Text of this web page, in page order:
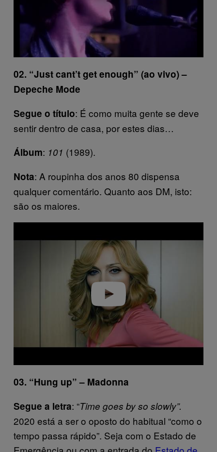
02. “Just cant’t get enough” (ao vivo) –
Depeche Mode
Segue o título: É como muita gente se deve
sentir dentro de casa, por estes dias…
Álbum: 101 (1989).
Nota: A roupinha dos anos 80 dispensa
qualquer comentário. Quanto aos DM, isto:
são os maiores.
a
03. “Hung up” – Madonna
Segue a letra: “Time goes by so slowly”.
2020 está a ser o oposto do habitual “como o
tempo passa rápido”. Seja com o Estado de